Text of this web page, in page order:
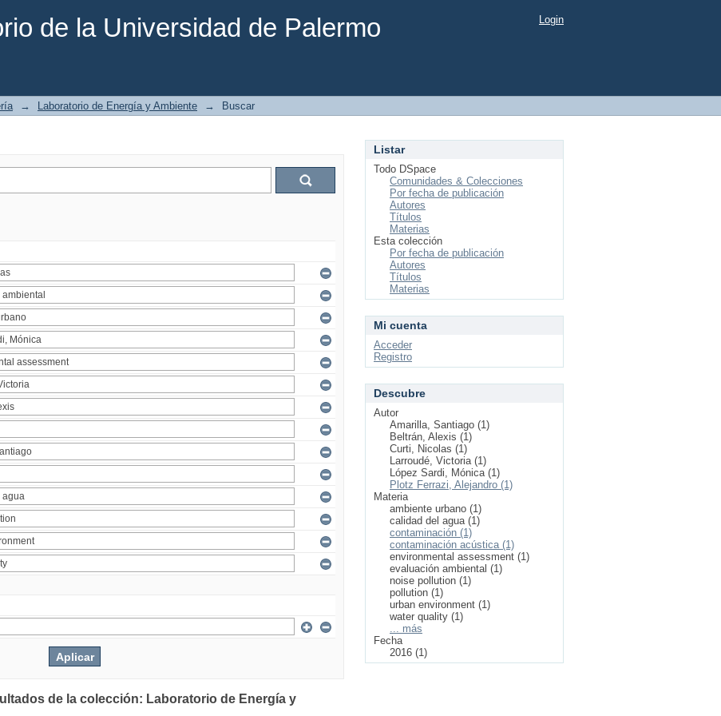
de la Universidad de Palermo Login
→ Laboratorio de Energía y Ambiente → Buscar
de la colección: Laboratorio de Energía y
Listar
Todo DSpace
Comunidades & Colecciones
Por fecha de publicación
Autores
Títulos
Materias
Esta colección
Por fecha de publicación
Autores
Títulos
Materias
Mi cuenta
Acceder
Registro
Descubre
Autor
Amarilla, Santiago (1)
Beltrán, Alexis (1)
Curti, Nicolas (1)
Larroudé, Victoria (1)
López Sardi, Mónica (1)
Plotz Ferrazi, Alejandro (1)
Materia
ambiente urbano (1)
calidad del agua (1)
contaminación (1)
contaminación acústica (1)
environmental assessment (1)
evaluación ambiental (1)
noise pollution (1)
pollution (1)
urban environment (1)
water quality (1)
... más
Fecha
2016 (1)